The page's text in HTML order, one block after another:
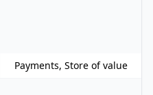
Payments, Store of value